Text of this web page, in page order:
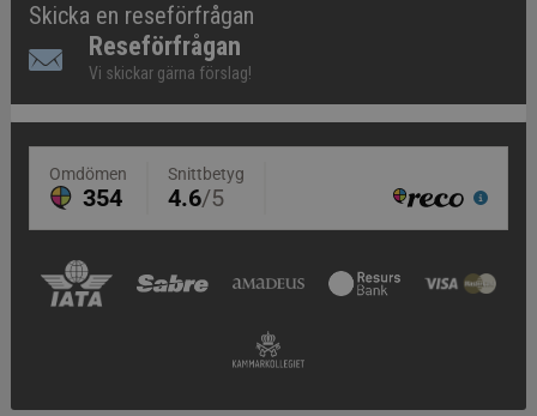
Skicka en reseförfrågan
Reseförfrågan
Vi skickar gärna förslag!